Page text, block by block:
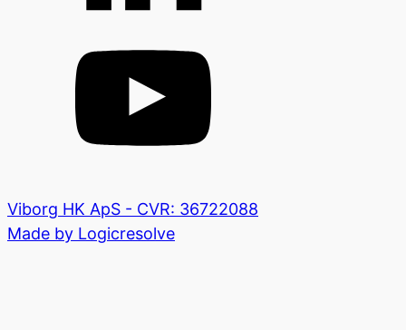
Viborg HK ApS - CVR: 36722088
Made by Logicresolve